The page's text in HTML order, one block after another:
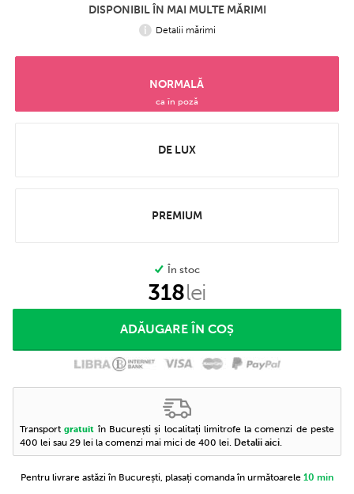
DISPONIBIL ÎN MAI MULTE MĂRIMI
Detalii mărimi
NORMALĂ
ca în poză
DE LUX
PREMIUM
În stoc
318lei
Transportgratuit în București și localitați limitrofe la comenzi de peste
400 lei sau 29 lei la comenzi mai mici de 400 lei. Detalii aici.
Pentru livrare astăzi în București, plasați comanda în următoarele 10 min